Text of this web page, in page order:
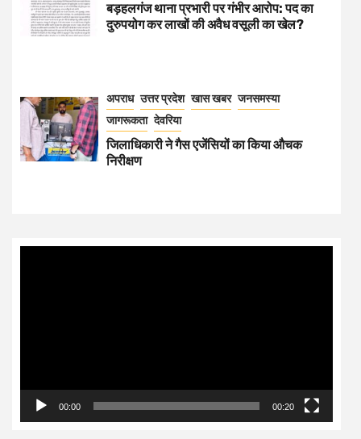
बड़हलगंज थाना प्रभारी पर गंभीर आरोप: पद का
दुरुपयोग कर लाखों की अवैध वसूली का खेल?
अपराध उत्तर प्रदेश खास खबर जनसमस्या
जागरूकता देवरिया
जिलाधिकारी ने गैस एजेंसियों का किया औचक
निरीक्षण
00:00 00:20